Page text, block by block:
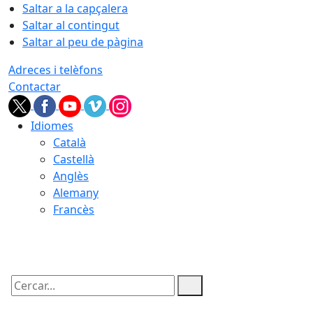
Saltar a la capçalera
Saltar al contingut
Saltar al peu de pàgina
Adreces i telèfons
Contactar
Idiomes
Català
Castellà
Anglès
Alemany
Francès
Cercar: